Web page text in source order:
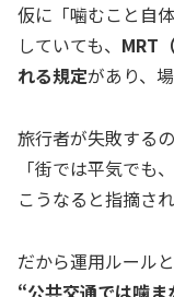
仮に「噛むこと自
していても、 MRT
れる規定があり、
旅行者が失敗する
「街では平気で
こうなると指摘さ
だから運用ルール
“公共交通では噛ま